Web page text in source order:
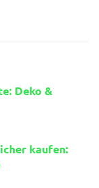
Deko &
kaufen: